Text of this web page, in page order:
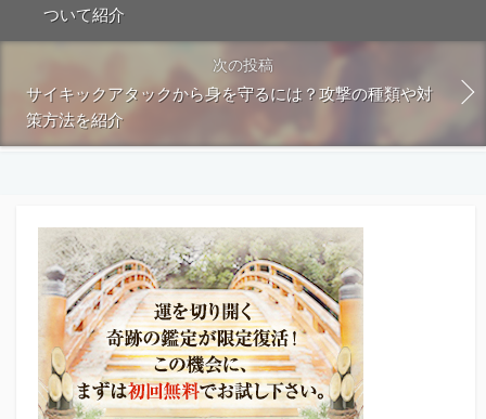
ついて紹介
次の投稿
サイキックアタックから身を守るには？攻撃の種類や対
策方法を紹介